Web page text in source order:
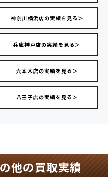
神奈川横浜店の実績を見る＞
兵庫神戸店の実績を見る＞
六本木店の実績を見る＞
八王子店の実績を見る＞
他の買取実績